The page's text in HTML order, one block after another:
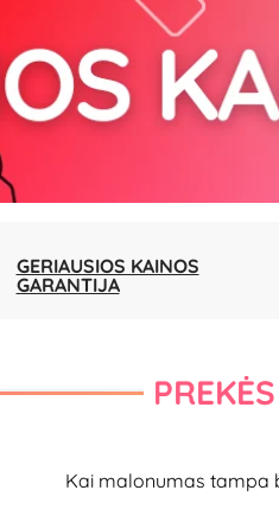
GERIAUSIOS KAINOS
GARANTIJA
Kai malonumas tampa